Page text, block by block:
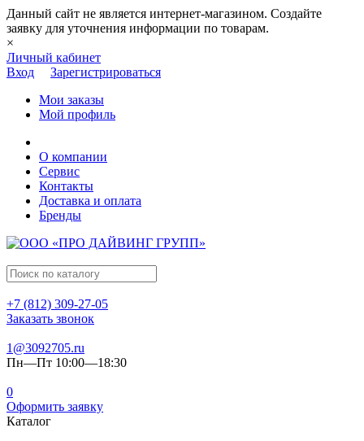
Данный сайт не является интернет-магазином. Создайте
заявку для уточнения информации по товарам.
×
Личный кабинет
Вход
Зарегистрироваться
Мои заказы
Мой профиль
О компании
Сервис
Контакты
Доставка и оплата
Бренды
+7 (812) 309-27-05
Заказать звонок
1@3092705.ru
Пн—Пт 10:00—18:30
0
Оформить заявку
Каталог